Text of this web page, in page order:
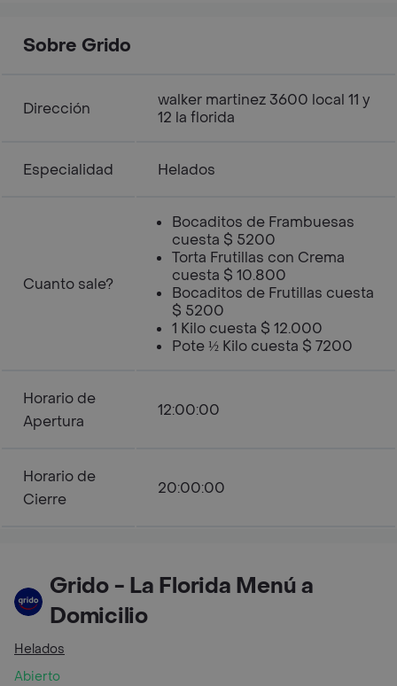
Sobre Grido
Dirección
walker martinez 3600 local 11 y
12 la florida
Especialidad Helados
Cuanto sale?
Bocaditos de Frambuesas
cuesta $ 5200
Torta Frutillas con Crema
cuesta $ 10.800
Bocaditos de Frutillas cuesta
$ 5200
1 Kilo cuesta $ 12.000
Pote ½ Kilo cuesta $ 7200
Horario de
Apertura
12:00:00
Horario de
Cierre
20:00:00
Grido - La Florida Menú a
Domicilio
Helados
Abierto